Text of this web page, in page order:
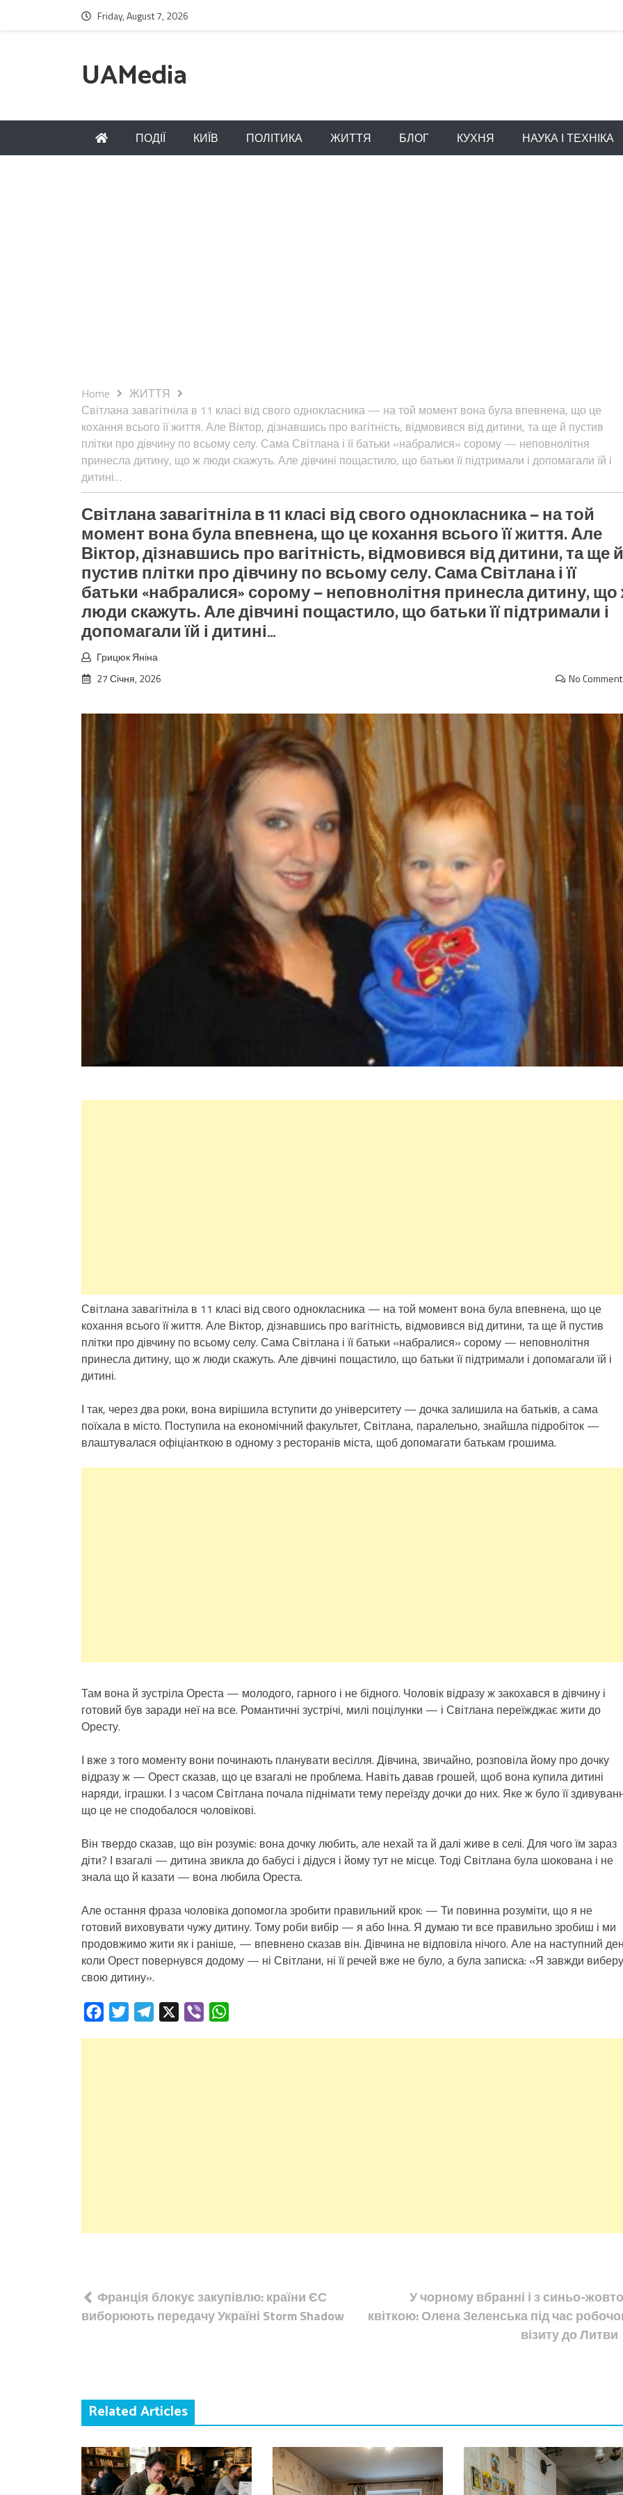
Friday, August 7, 2026
UAMedia
ПОДІЇ КИЇВ ПОЛІТИКА ЖИТТЯ БЛОГ КУХНЯ НАУКА І ТЕХНІКА
Home
ЖИТТЯ
Світлана завагітніла в 11 класі від свого однокласника — на той момент вона була впевнена, що це
кохання всього її життя. Але Віктор, дізнавшись про вагітність, відмовився від дитини, та ще й пустив
плітки про дівчину по всьому селу. Сама Світлана і її батьки «набралися» сорому — неповнолітня
принесла дитину, що ж люди скажуть. Але дівчині пощастило, що батьки її підтримали і допомагали їй і
дитині…
Світлана завагітніла в 11 класі від свого однокласника — на той
момент вона була впевнена, що це кохання всього її життя. Але
Віктор, дізнавшись про вагітність, відмовився від дитини, та ще й
пустив плітки про дівчину по всьому селу. Сама Світлана і її
батьки «набралися» сорому — неповнолітня принесла дитину,
люди скажуть. Але дівчині пощастило, що батьки її підтримали і
допомагали їй і дитині…
Грицюк Яніна
27 Січня, 2026
No
Світлана завагітніла в 11 класі від свого однокласника — на той момент вона була впевнена, що це
кохання всього її життя. Але Віктор, дізнавшись про вагітність, відмовився від дитини, та ще й пустив
плітки про дівчину по всьому селу. Сама Світлана і її батьки «набралися» сорому — неповнолітня
принесла дитину, що ж люди скажуть. Але дівчині пощастило, що батьки її підтримали і допомагали їй і
дитині.
І так, через два роки, вона вирішила вступити до університету — дочка залишила на батьків, а сама
поїхала в місто. Поступила на економічний факультет, Світлана, паралельно, знайшла підробіток —
влаштувалася офіціанткою в одному з ресторанів міста, щоб допомагати батькам грошима.
Там вона й зустріла Ореста — молодого, гарного і не бідного. Чоловік відразу ж закохався в дівчину і
готовий був заради неї на все. Романтичні зустрічі, милі поцілунки — і Світлана переїжджає жити до
Оресту.
І вже з того моменту вони починають планувати весілля. Дівчина, звичайно, розповіла йому про дочку
відразу ж — Орест сказав, що це взагалі не проблема. Навіть давав грошей, щоб вона купила дитині
наряди, іграшки. І з часом Світлана почала піднімати тему переїзду дочки до них. Яке ж було її
що це не сподобалося чоловікові.
Він твердо сказав, що він розуміє: вона дочку любить, але нехай та й далі живе в селі. Для чого їм зараз
діти? І взагалі — дитина звикла до бабусі і дідуся і йому тут не місце. Тоді Світлана була шокована і не
знала що й казати — вона любила Ореста.
Але остання фраза чоловіка допомогла зробити правильний крок: — Ти повинна розуміти, що я не
готовий виховувати чужу дитину. Тому роби вибір — я або Інна. Я думаю ти все правильно зробиш і ми
продовжимо жити як і раніше, — впевнено сказав він. Дівчина не відповіла нічого. Але на наступний
коли Орест повернувся додому — ні Світлани, ні її речей вже не було, а була записка: «Я завжди виберу
свою дитину».
FacebookTwitterTelegram Viber
Навігація
записів
Франція блокує закупівлю: країни ЄС
виборюють передачу Україні Storm Shadow
У чорному вбранні і з синьо-
квіткою: Олена Зеленська під час
візиту до Литви
Related Articles